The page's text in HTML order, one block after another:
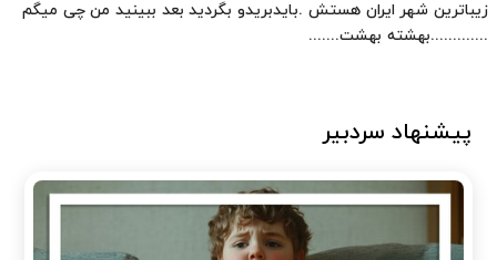
زیباترین شهر ایران هستش .بایدبریدو بگردید بعد ببینید من چی میگم
.............بهشته بهشت.......
پیشنهاد سردبیر